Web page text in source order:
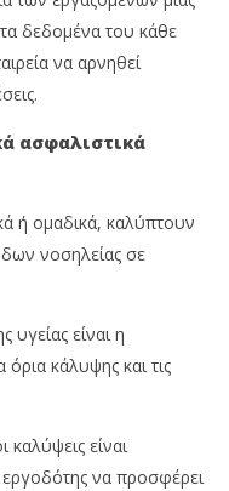
δεδομένα του κάθε
να αρνηθεί
ασφαλιστικά
ή ομαδικά, καλύπτουν
νοσηλείας σε
είναι η
κάλυψης και τις
καλύψεις είναι
εργοδότης να προσφέρει